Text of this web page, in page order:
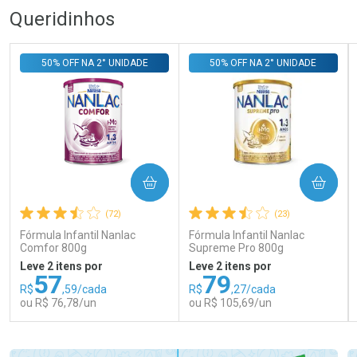
Queridinhos
(72)
Fórmula Infantil Nanlac
Comfor 800g
50% OFF NA 2° UNIDADE
Leve 2 itens por
R$57,59/cada
ou R$ 76,78/un
COMPRAR
(23)
Fórmula Infantil Nanlac
Supreme Pro 800g
50% OFF NA 2° UNIDADE
Leve 2 itens por
R$79,27/cada
ou R$ 105,69/un
COMPRAR